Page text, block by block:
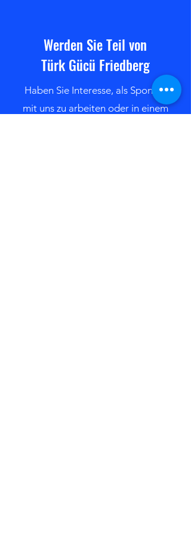
Werden Sie Teil von
Türk Gücü Friedberg
Haben Sie Interesse, als Sponsor
mit uns zu arbeiten oder in einem